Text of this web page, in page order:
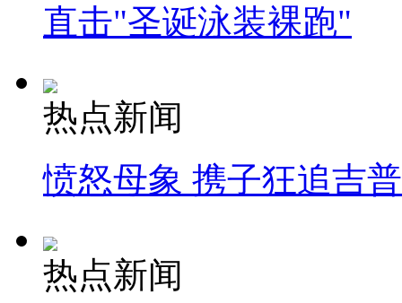
直击"圣诞泳装裸跑"
热点新闻
愤怒母象 携子狂追吉
热点新闻